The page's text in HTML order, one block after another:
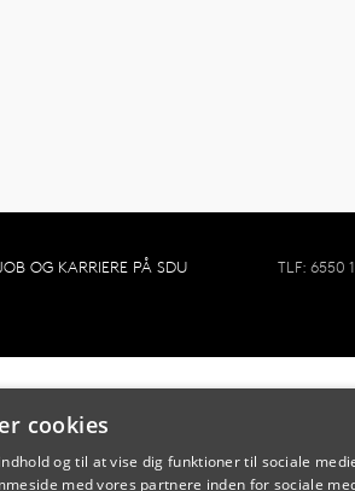
TLF: 6550
OG KARRIERE PÅ SDU
cookies
og til at vise dig funktioner til sociale
med vores partnere inden for sociale